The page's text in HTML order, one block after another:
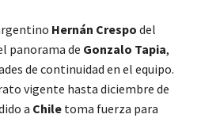
Hernán Crespo del
panorama de Gonzalo Tapia,
de continuidad en el equipo.
vigente hasta diciembre de
a Chile toma fuerza para